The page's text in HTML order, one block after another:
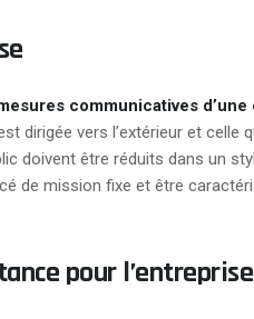
communicatives
dirigée vers l’extérieur et celle
doivent être réduits dans un
de mission fixe et être
pour l’entreprise